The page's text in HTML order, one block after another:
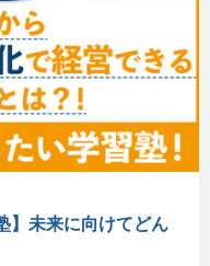
】未来に向けてどん